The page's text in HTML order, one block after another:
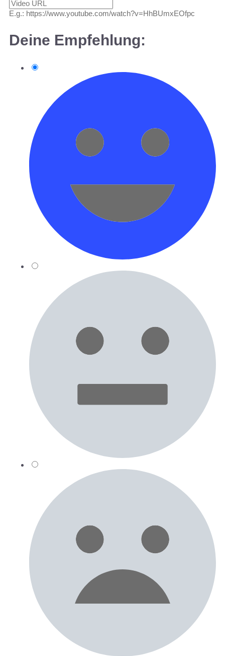
E.g.: https://www.youtube.com/watch?v=HhBUmxEOfpc
Deine Empfehlung: